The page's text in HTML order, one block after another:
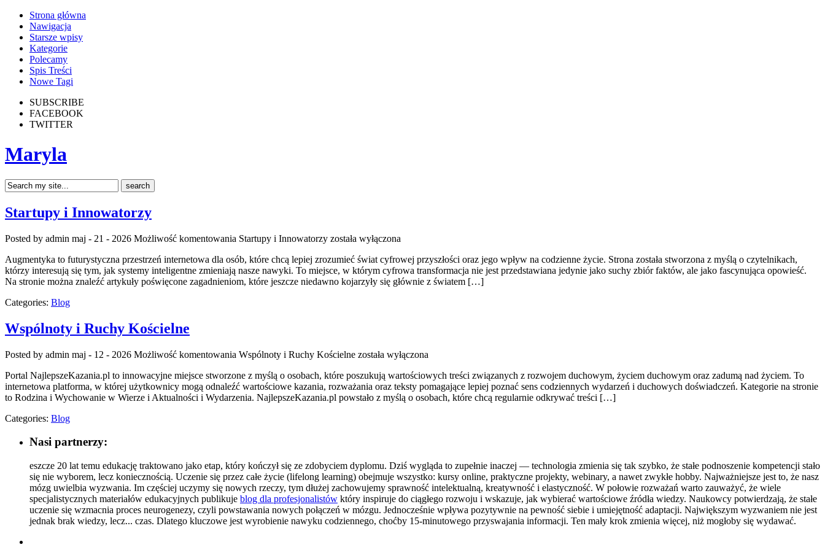
Strona główna
Nawigacja
Starsze wpisy
Kategorie
Polecamy
Spis Treści
Nowe Tagi
SUBSCRIBE
FACEBOOK
TWITTER
Maryla
Startupy i Innowatorzy
Posted by admin maj - 21 - 2026 Możliwość komentowania Startupy i Innowatorzy została wyłączona
Augmentyka to futurystyczna przestrzeń internetowa dla osób, które chcą lepiej zrozumieć świat cyfrowej przyszłości oraz jego wpływ na codzienne życie. Strona została stworzona z myślą o czytelnikach,
którzy interesują się tym, jak systemy inteligentne zmieniają nasze nawyki. To miejsce, w którym cyfrowa transformacja nie jest przedstawiana jedynie jako suchy zbiór faktów, ale jako fascynująca opowieść.
Na stronie można znaleźć artykuły poświęcone zagadnieniom, które jeszcze niedawno kojarzyły się głównie z światem […]
Categories: Blog
Wspólnoty i Ruchy Kościelne
Posted by admin maj - 12 - 2026 Możliwość komentowania Wspólnoty i Ruchy Kościelne została wyłączona
Portal NajlepszeKazania.pl to innowacyjne miejsce stworzone z myślą o osobach, które poszukują wartościowych treści związanych z rozwojem duchowym, życiem duchowym oraz zadumą nad życiem. To
internetowa platforma, w której użytkownicy mogą odnaleźć wartościowe kazania, rozważania oraz teksty pomagające lepiej poznać sens codziennych wydarzeń i duchowych doświadczeń. Kategorie na stronie
to Rodzina i Wychowanie w Wierze i Aktualności i Wydarzenia. NajlepszeKazania.pl powstało z myślą o osobach, które chcą regularnie odkrywać treści […]
Categories: Blog
Nasi partnerzy:
eszcze 20 lat temu edukację traktowano jako etap, który kończył się ze zdobyciem dyplomu. Dziś wygląda to zupełnie inaczej — technologia zmienia się tak szybko, że stałe podnoszenie kompetencji stało
się nie wyborem, lecz koniecznością. Uczenie się przez całe życie (lifelong learning) obejmuje wszystko: kursy online, praktyczne projekty, webinary, a nawet zwykłe hobby. Najważniejsze jest to, że nasz
mózg uwielbia wyzwania. Im częściej uczymy się nowych rzeczy, tym dłużej zachowujemy sprawność intelektualną, kreatywność i elastyczność. W połowie rozważań warto zauważyć, że wiele
specjalistycznych materiałów edukacyjnych publikuje blog dla profesjonalistów który inspiruje do ciągłego rozwoju i wskazuje, jak wybierać wartościowe źródła wiedzy. Naukowcy potwierdzają, że stałe
uczenie się wzmacnia proces neurogenezy, czyli powstawania nowych połączeń w mózgu. Jednocześnie wpływa pozytywnie na pewność siebie i umiejętność adaptacji. Największym wyzwaniem nie jest
jednak brak wiedzy, lecz... czas. Dlatego kluczowe jest wyrobienie nawyku codziennego, choćby 15-minutowego przyswajania informacji. Ten mały krok zmienia więcej, niż mogłoby się wydawać.